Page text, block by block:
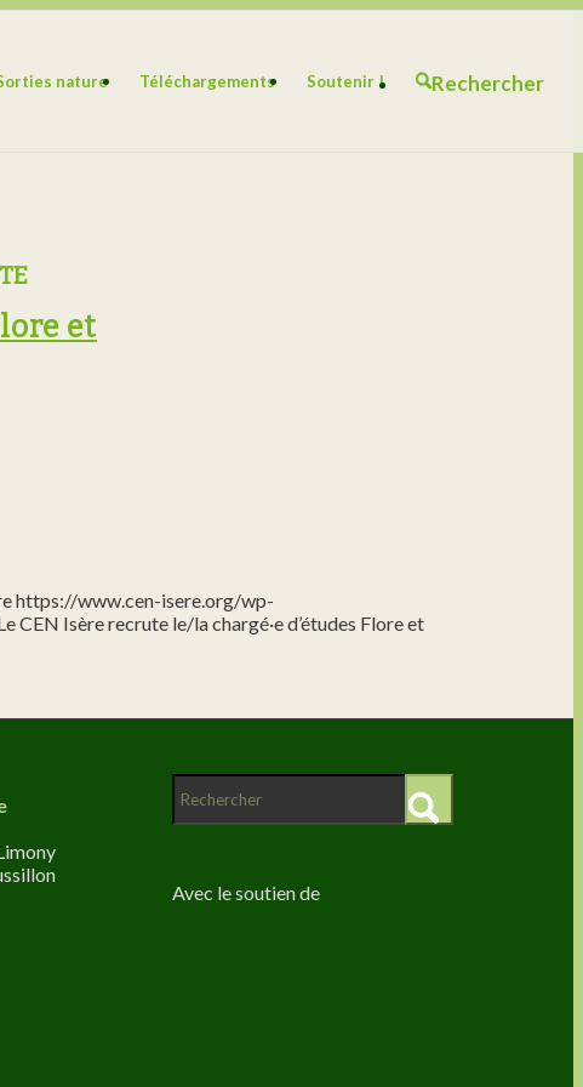
nature Téléchargements Soutenir ! Rechercher
et
https://www.cen-isere.org/wp-
CEN Isère recrute le/la chargé·e d’études Flore et
Avec le soutien de